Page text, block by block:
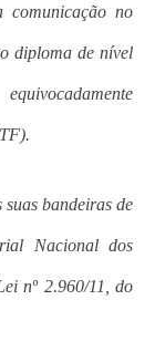
comunicação no
diploma de nível
bandeiras de
Nacional dos
nº 2.960/11, do